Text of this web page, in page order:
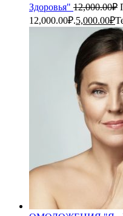
Здоровья" 12,000.00₽
12,000.00₽.5,000.00₽